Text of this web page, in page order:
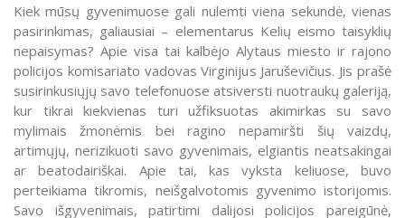
Kiek mūsų gyvenimuose gali nulemti viena sekundė, vienas
pasirinkimas, galiausiai – elementarus Kelių eismo taisyklių
nepaisymas? Apie visa tai kalbėjo Alytaus miesto ir rajono
policijos komisariato vadovas Virginijus Jaruševičius. Jis prašė
susirinkusiųjų savo telefonuose atsiversti nuotraukų galeriją,
kur tikrai kiekvienas turi užfiksuotas akimirkas su savo
mylimais žmonėmis bei ragino nepamiršti šių vaizdų,
artimųjų, nerizikuoti savo gyvenimais, elgiantis neatsakingai
ar beatodairiškai. Apie tai, kas vyksta keliuose, buvo
perteikiama tikromis, neišgalvotomis gyvenimo istorijomis.
Savo išgyvenimais, patirtimi dalijosi policijos pareigūnė,